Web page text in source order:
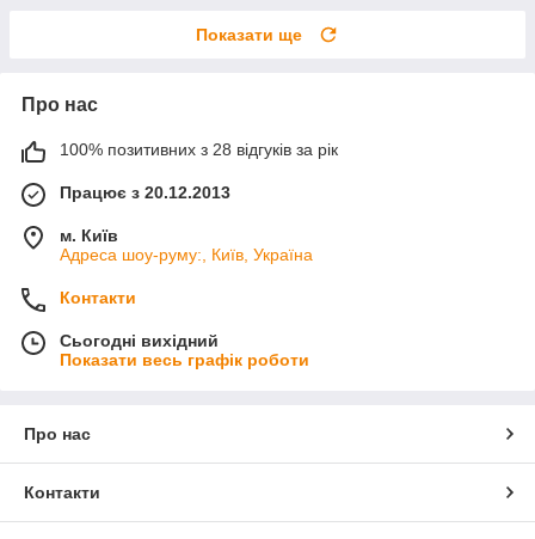
Показати ще
Про нас
100% позитивних з 28 відгуків за рік
Працює з 20.12.2013
м. Київ
Адреса шоу-руму:, Київ, Україна
Контакти
Сьогодні вихідний
Показати весь графік роботи
Про нас
Контакти